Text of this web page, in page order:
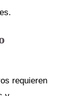
requieren